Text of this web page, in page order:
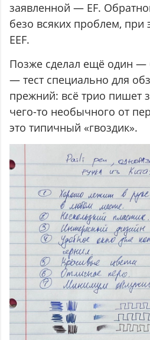
заявленной — EF.
безо всяких проблем, при
EEF.
Позже сделал ещё один
— тест специально для
прежний: всё трио пишет
чего-то необычного от
это типичный «гвоздик».